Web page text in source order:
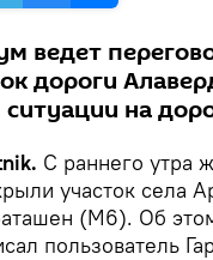
ведет
дороги
на
С раннего утра
участок села
(M6). Об
пользователь